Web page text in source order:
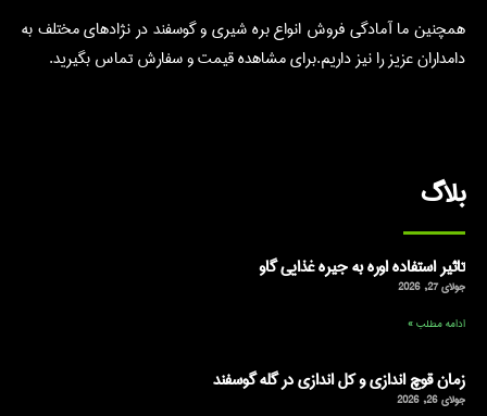
همچنین ما آمادگی فروش انواع بره شیری و گوسفند در نژادهای مختلف به
دامداران عزیز را نیز داریم.برای مشاهده قیمت و سفارش تماس بگیرید.
بلاگ
تاثیر استفاده اوره به جیره غذایی گاو
جولای 27, 2026
ادامه مطلب »
زمان قوچ اندازی و کل اندازی در گله گوسفند
جولای 26, 2026